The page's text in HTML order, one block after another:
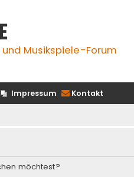
Musikspiele-Forum
Impressum Kontakt
möchtest?